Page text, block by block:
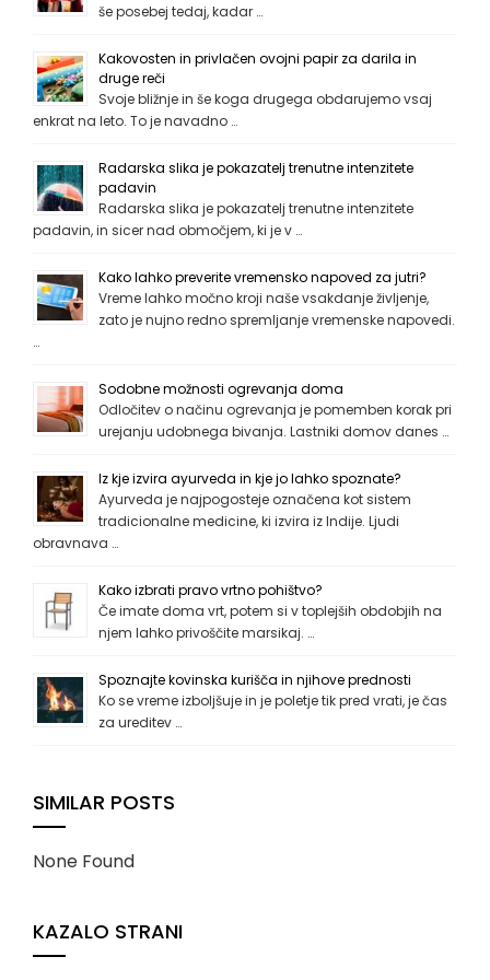
še posebej tedaj, kadar …
Kakovosten in privlačen ovojni papir za darila in
druge reči
Svoje bližnje in še koga drugega obdarujemo vsaj
enkrat na leto. To je navadno …
Radarska slika je pokazatelj trenutne intenzitete
padavin
Radarska slika je pokazatelj trenutne intenzitete
padavin, in sicer nad območjem, ki je v …
Kako lahko preverite vremensko napoved za jutri?
Vreme lahko močno kroji naše vsakdanje življenje,
zato je nujno redno spremljanje vremenske napovedi.
…
Sodobne možnosti ogrevanja doma
Odločitev o načinu ogrevanja je pomemben korak pri
urejanju udobnega bivanja. Lastniki domov danes …
Iz kje izvira ayurveda in kje jo lahko spoznate?
Ayurveda je najpogosteje označena kot sistem
tradicionalne medicine, ki izvira iz Indije. Ljudi
obravnava …
Kako izbrati pravo vrtno pohištvo?
Če imate doma vrt, potem si v toplejših obdobjih na
njem lahko privoščite marsikaj. …
Spoznajte kovinska kurišča in njihove prednosti
Ko se vreme izboljšuje in je poletje tik pred vrati, je čas
za ureditev …
SIMILAR POSTS
None Found
KAZALO STRANI